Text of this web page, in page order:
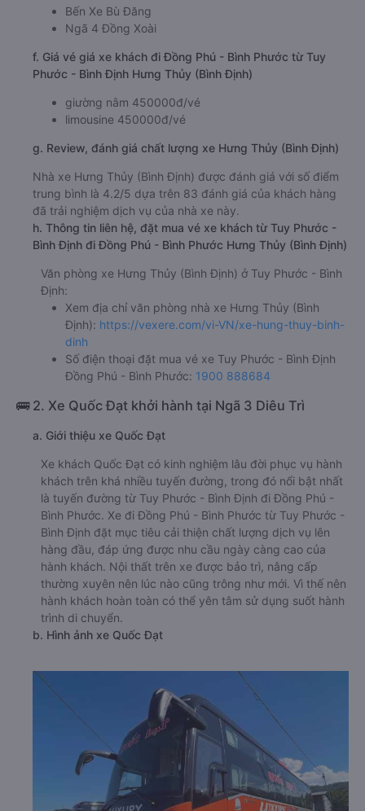
Bến Xe Bù Đăng
Ngã 4 Đồng Xoài
f. Giá vé giá xe khách đi Đồng Phú - Bình Phước từ Tuy
Phước - Bình Định Hưng Thủy (Bình Định)
giường nằm 450000đ/vé
limousine 450000đ/vé
g. Review, đánh giá chất lượng xe Hưng Thủy (Bình Định)
Nhà xe Hưng Thủy (Bình Định) được đánh giá với số điểm
trung bình là 4.2/5 dựa trên 83 đánh giá của khách hàng
đã trải nghiệm dịch vụ của nhà xe này.
h. Thông tin liên hệ, đặt mua vé xe khách từ Tuy Phước -
Bình Định đi Đồng Phú - Bình Phước Hưng Thủy (Bình Định)
Văn phòng xe Hưng Thủy (Bình Định) ở Tuy Phước - Bình
Định:
Xem địa chỉ văn phòng nhà xe Hưng Thủy (Bình
Định): https://vexere.com/vi-VN/xe-hung-thuy-binh-
dinh
Số điện thoại đặt mua vé xe Tuy Phước - Bình Định
Đồng Phú - Bình Phước: 1900 888684
🚌 2. Xe Quốc Đạt khởi hành tại Ngã 3 Diêu Trì
a. Giới thiệu xe Quốc Đạt
Xe khách Quốc Đạt có kinh nghiệm lâu đời phục vụ hành
khách trên khá nhiều tuyến đường, trong đó nổi bật nhất
là tuyến đường từ Tuy Phước - Bình Định đi Đồng Phú -
Bình Phước. Xe đi Đồng Phú - Bình Phước từ Tuy Phước -
Bình Định đặt mục tiêu cải thiện chất lượng dịch vụ lên
hàng đầu, đáp ứng được nhu cầu ngày càng cao của
hành khách. Nội thất trên xe được bảo trì, nâng cấp
thường xuyên nên lúc nào cũng trông như mới. Vì thế nên
hành khách hoàn toàn có thể yên tâm sử dụng suốt hành
trình di chuyển.
b. Hình ảnh xe Quốc Đạt